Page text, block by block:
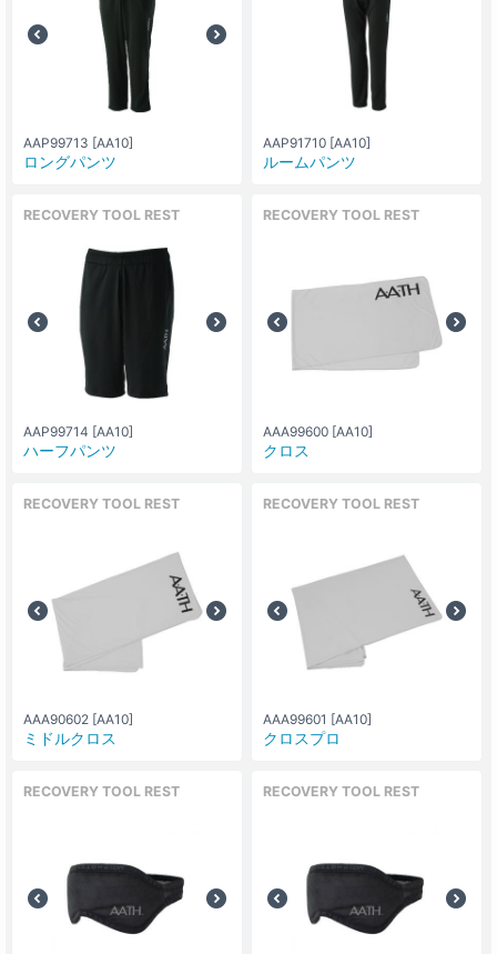
AAP99713 [AA10]
ロングパンツ
AAP91710 [AA10]
ルームパンツ
RECOVERY TOOL REST
AAP99714 [AA10]
ハーフパンツ
RECOVERY TOOL REST
AAA99600 [AA10]
クロス
RECOVERY TOOL REST
AAA90602 [AA10]
ミドルクロス
RECOVERY TOOL REST
AAA99601 [AA10]
クロスプロ
RECOVERY TOOL REST RECOVERY TOOL REST